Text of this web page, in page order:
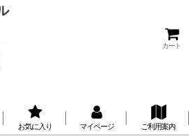
カート
お気に入り マイページ ご利用案内